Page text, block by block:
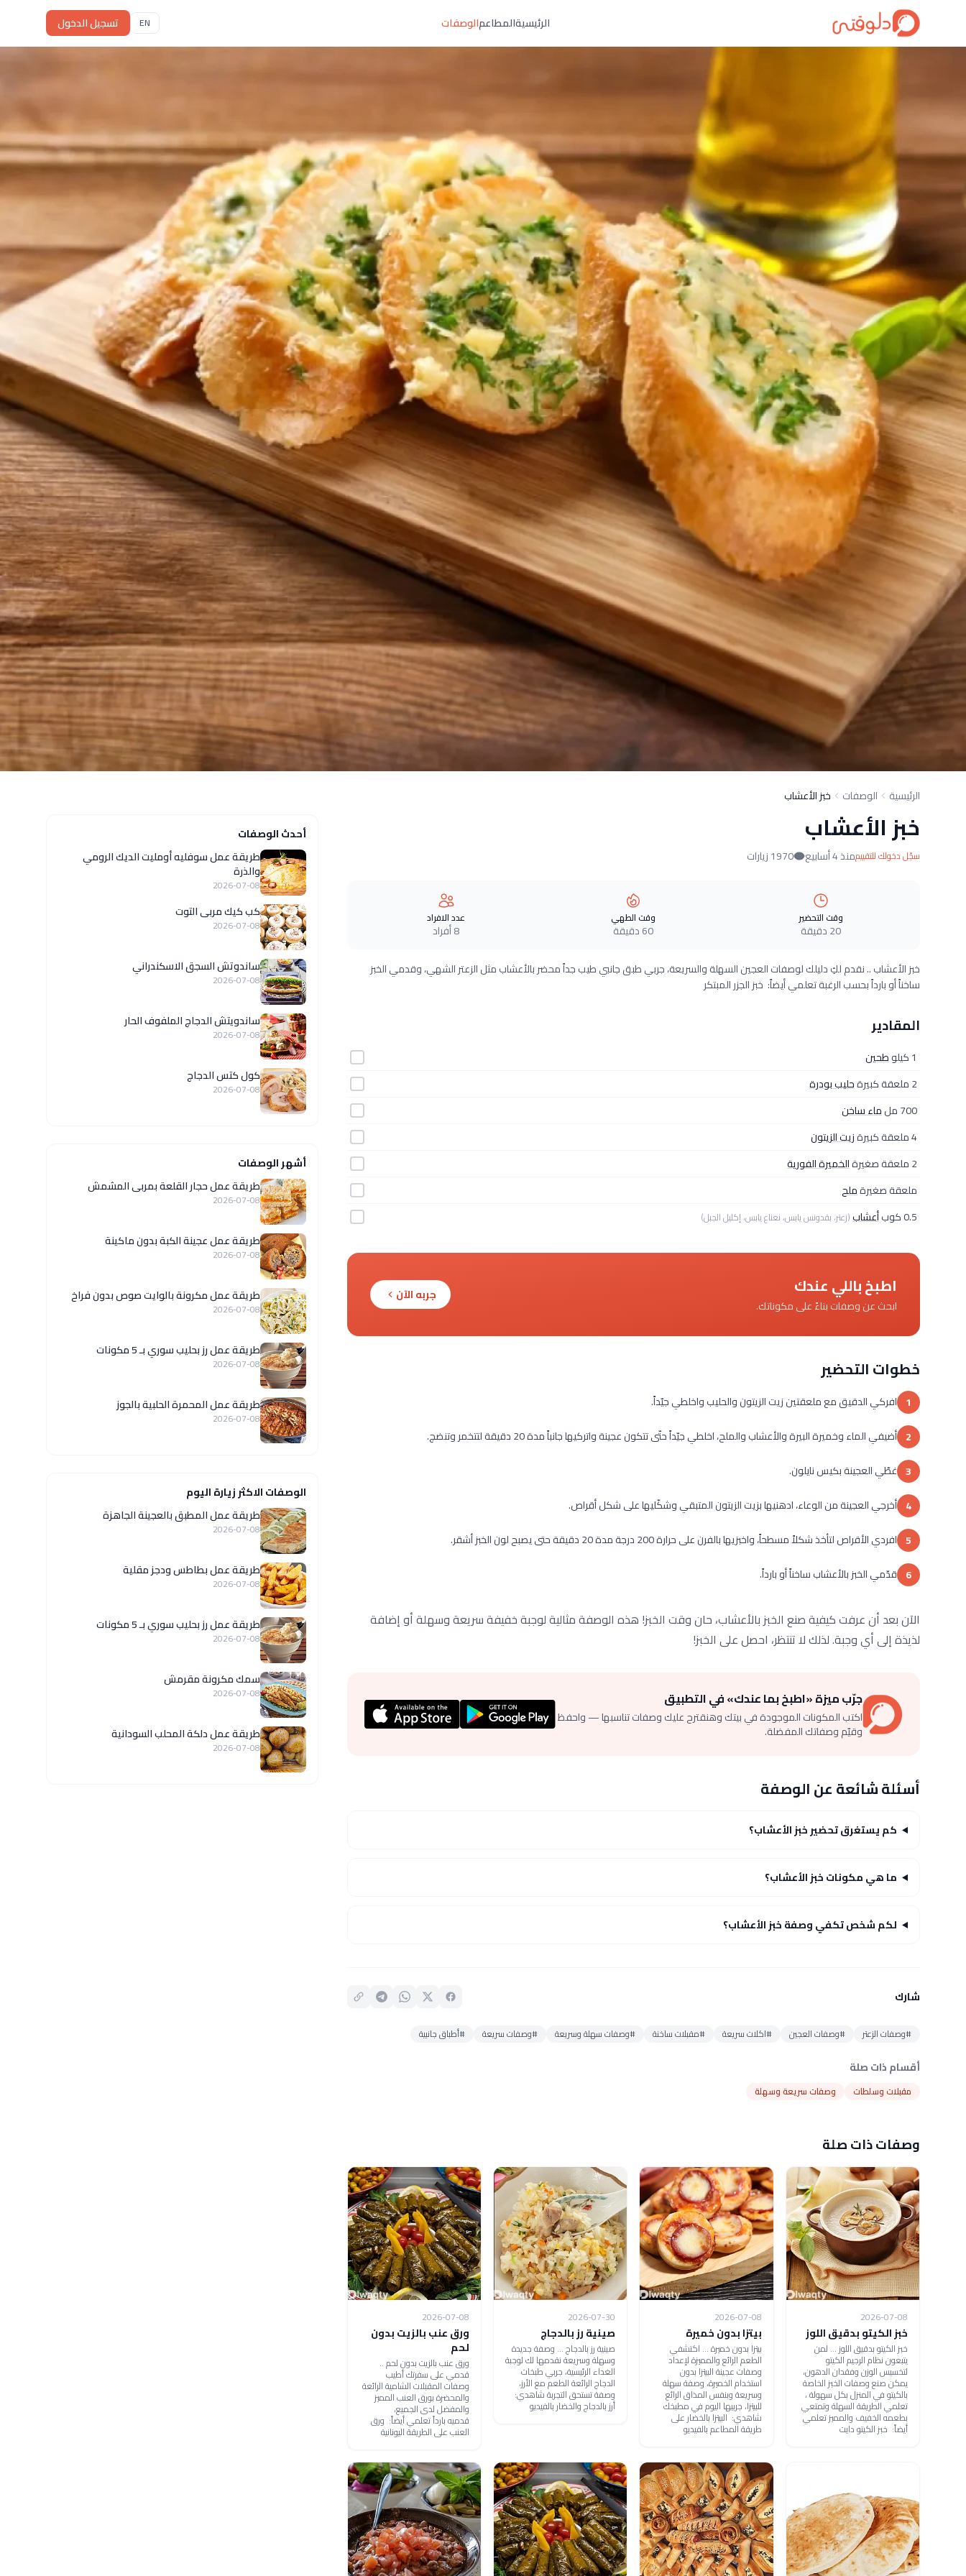
الرئيسيةالمطاعمالوصفات EN تسجيل الدخول
الرئيسية الوصفات خبز الأعشاب
خبز الأعشاب
سجّل دخولك للتقييممنذ 4 أسابيع 1970 زيارات
وقت التحضير
20 دقيقة
وقت الطهي
60 دقيقة
عدد الافراد
8 أفراد
خبز الأعشاب .. نقدم لكِ دليلك لوصفات العجين السهلة والسريعة، جربي طبق جانبي طيب جداً محضر بالأعشاب مثل الزعتر الشهي، وقدمي الخبز
ساخناً أو بارداً بحسب الرغبة تعلمي أيضاً: خبز الجزر المبتكر
المقادير
1 كيلو
طحين
2 ملعقة كبيرة
حليب بودرة
700 مل
ماء ساخن
4 ملعقة كبيرة
زيت الزيتون
2 ملعقة صغيرة
الخميرة الفورية
ملعقة صغيرةملح
0.5 كوب
أعشاب(زعتر، بقدونس يابس، نعناع يابس، إكليل الجبل)
اطبخ باللي عندك
ابحث عن وصفات بناءً على مكوناتك.
جربه الآن
خطوات التحضير
1 افركي الدقيق مع ملعقتين زيت الزيتون والحليب واخلطي جيّداً.
2 أضيفي الماء وخميرة البيرة والأعشاب والملح، اخلطي جيّداً حتّى تتكون عجينة واتركيها جانباً مدة 20 دقيقة لتتخمر وتنضج.
3 غطّي العجينة بكيس نايلون.
4 أخرجي العجينة من الوعاء، ادهنيها بزيت الزيتون المتبقي وشكّليها على شكل أقراص.
5 افردي الأقراص لتأخذ شكلاً مسطحاً، واخبزيها بالفرن على حرارة 200 درجة مدة 20 دقيقة حتى يصبح لون الخبز أشقر.
6 قدّمي الخبز بالأعشاب ساخناً أو بارداً.
الآن بعد أن عرفت كيفية صنع الخبز بالأعشاب، حان وقت الخبز! هذه الوصفة مثالية لوجبة خفيفة سريعة وسهلة أو إضافة
لذيذة إلى أي وجبة. لذلك لا تنتظر، احصل على الخبز!
جرّب ميزة «اطبخ بما عندك» في التطبيق
اكتب المكونات الموجودة في بيتك وهنقترح عليك وصفات تناسبها — واحفظ
وقيّم وصفاتك المفضلة.
أسئلة شائعة عن الوصفة
كم يستغرق تحضير خبز الأعشاب؟
ما هي مكونات خبز الأعشاب؟
لكم شخص تكفي وصفة خبز الأعشاب؟
شارك
#وصفات الزعتر #وصفات العجين #اكلات سريعة #مقبلات ساخنة #وصفات سهلة وسريعة #وصفات سريعة #أطباق جانبية
أقسام ذات صلة
مقبلات وسلطات وصفات سريعة وسهلة
وصفات ذات صلة
2026-07-08
خبز الكيتو بدقيق اللوز
خبز الكيتو بدقيق اللوز ... لمن
يتبعون نظام الرجيم الكيتو
لتخسيس الوزن وفقدان الدهون،
يمكن صنع وصفات الخبز الخاصة
بالكيتو في المنزل بكل سهولة ،
تعلمي الطريقة السهلة وتمتعي
بطعمه الخفيف والمميز تعلمي
أيضاً: خبز الكيتو دايت
2026-07-08
بيتزا بدون خميرة
بيتزا بدون خميرة ... اكتشفي
الطعم الرائع والمميزة لإعداد
وصفات عجينة البيتزا بدون
استخدام الخميرة، وصفة سهلة
وسريعة وبنفس المذاق الرائع
للبيتزا، جربيها اليوم في مطبخك
شاهدي: البيتزا بالخضار على
طريقة المطاعم بالفيديو
2026-07-30
صينية رز بالدجاج
صينية رز بالدجاج ... وصفة جديدة
وسهلة وسريعة نقدمها لك لوجبة
الغداء الرئيسية، جربي طبخات
الدجاج الرائعة الطعم مع الأرز،
وصفة تستحق التجربة شاهدي:
أرز بالدجاج والخضار بالفيديو
2026-07-08
ورق عنب بالزيت بدون
لحم
ورق عنب بالزيت بدون لحم ..
قدمي على سفرتك أطيب
وصفات المقبلات الشامية الرائعة
والمحضرة بورق العنب المميز
والمفضل لدى الجميع،
قدميه بارداً تعلمي أيضاً: ورق
العنب على الطريقة اليونانية
أحدث الوصفات
طريقة عمل سوفليه أومليت الديك الرومي
والذرة
2026-07-08
كب كيك مربى التوت
2026-07-08
ساندوتش السجق الاسكندراني
2026-07-08
ساندويتش الدجاج الملفوف الحار
2026-07-08
كول كتس الدجاج
2026-07-08
أشهر الوصفات
طريقة عمل حجار القلعة بمربى المشمش
2026-07-08
طريقة عمل عجينة الكبة بدون ماكينة
2026-07-08
طريقة عمل مكرونة بالوايت صوص بدون فراخ
2026-07-08
طريقة عمل رز بحليب سوري بـ 5 مكونات
2026-07-08
طريقة عمل المحمرة الحلبية بالجوز
2026-07-08
الوصفات الاكثر زيارة اليوم
طريقة عمل المطبق بالعجينة الجاهزة
2026-07-08
طريقة عمل بطاطس ودجز مقلية
2026-07-08
طريقة عمل رز بحليب سوري بـ 5 مكونات
2026-07-08
سمك مكرونة مقرمش
2026-07-08
طريقة عمل دلكة المحلب السودانية
2026-07-08